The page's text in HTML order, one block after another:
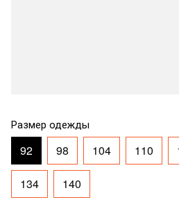
Размер одежды
92 98 104 110
134 140